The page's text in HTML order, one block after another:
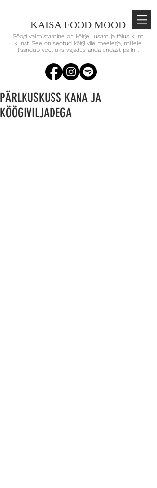
KAISA FOOD MOOD
Söögi valmistamine on kõige ilusam ja täiuslikum
kunst. See on seotud kõigi viie meelega, millele
lisandub veel üks vajadus anda endast parim.
PÄRLKUSKUSS KANA JA
KÖÖGIVILJADEGA